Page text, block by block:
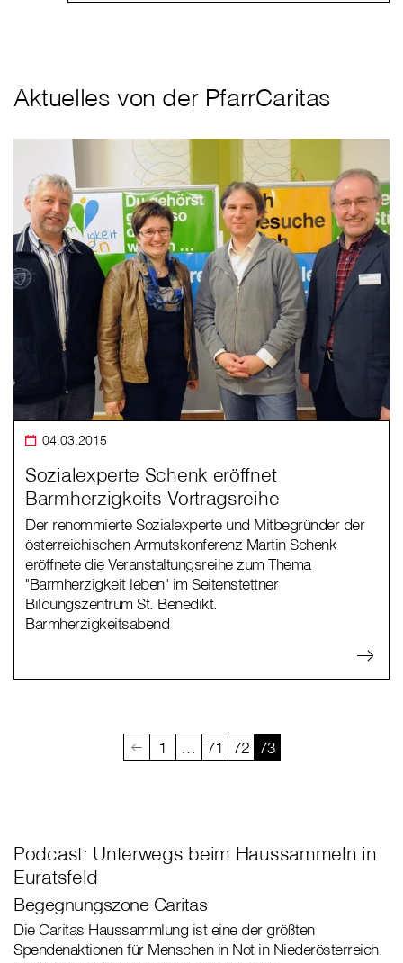
Aktuelles von der PfarrCaritas
04.03.2015
Sozialexperte Schenk eröffnet
Barmherzigkeits-Vortragsreihe
Der renommierte Sozialexperte und Mitbegründer der
österreichischen Armutskonferenz Martin Schenk
eröffnete die Veranstaltungsreihe zum Thema
"Barmherzigkeit leben" im Seitenstettner
Bildungszentrum St. Benedikt.
Barmherzigkeitsabend
1 71 72 73
Podcast: Unterwegs beim Haussammeln in
Euratsfeld
Begegnungszone Caritas
Die Caritas Haussammlung ist eine der größten
Spendenaktionen für Menschen in Not in Niederösterreich.